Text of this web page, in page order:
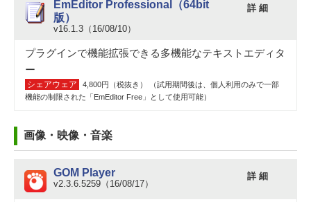
EmEditor Professional（64bit
版）
v16.1.3（16/08/10）
詳 細
プラグインで機能拡張できる多機能なテキストエディタ
ー
シェアウェア
4,800円（税抜き） （試用期間後は、個人利用のみで一部
機能の制限された「EmEditor Free」として使用可能）
画像・映像・音楽
GOM Player
v2.3.6.5259（16/08/17）
詳 細